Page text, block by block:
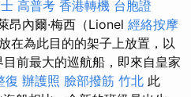
高普考 香港轉機 台胞證
昂內爾·梅西（Lionel 經絡按摩
在為此目的的架子上放置，以
前最大的巡航船，即來自皇家
復 辦護照 臉部撥筋 竹北 此